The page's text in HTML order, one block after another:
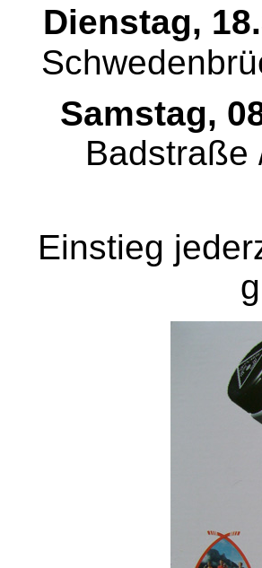
Dienstag,
Samstag,
Einstieg